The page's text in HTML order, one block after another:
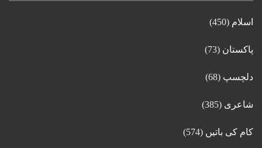
اسلام (450)
پاکستان (73)
دلچسپ (68)
شاعری (385)
کام کی باتیں (574)